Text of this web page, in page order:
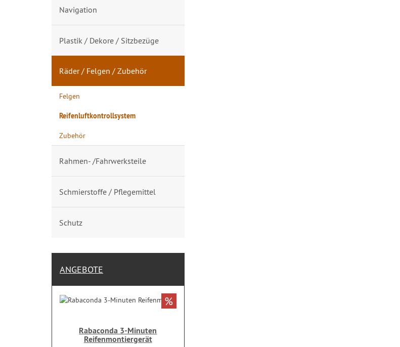
Navigation
Plastik / Dekore / Sitzbezüge
Räder / Felgen / Zubehör
Felgen
Reifenluftkontrollsystem
Zubehör
Rahmen- /Fahrwerksteile
Schmierstoffe / Pflegemittel
Schutz
ANGEBOTE
Rabaconda 3-Minuten
Reifenmontiergerät
%